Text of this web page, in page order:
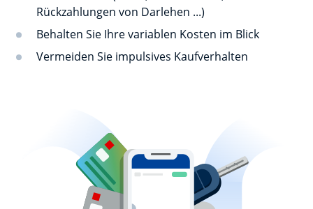
Rückzahlungen von Darlehen ...)
Behalten Sie Ihre variablen Kosten im Blick
Vermeiden Sie impulsives Kaufverhalten